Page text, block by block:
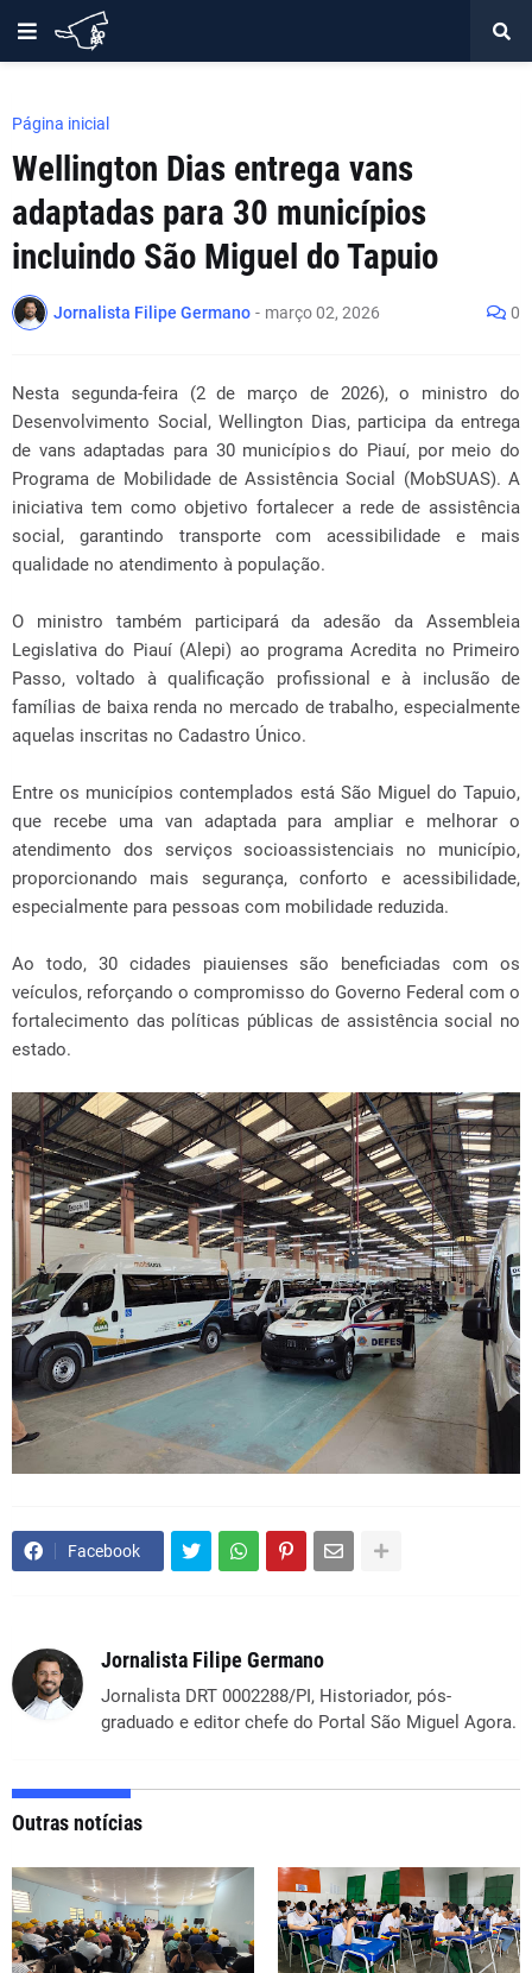
Página inicial
Wellington Dias entrega vans
adaptadas para 30 municípios
incluindo São Miguel do Tapuio
Jornalista Filipe Germano - março 02, 2026 0
Nesta segunda-feira (2 de março de 2026), o ministro do
Desenvolvimento Social, Wellington Dias, participa da entrega
de vans adaptadas para 30 municípios do Piauí, por meio do
Programa de Mobilidade de Assistência Social (MobSUAS). A
iniciativa tem como objetivo fortalecer a rede de assistência
social, garantindo transporte com acessibilidade e mais
qualidade no atendimento à população.
O ministro também participará da adesão da Assembleia
Legislativa do Piauí (Alepi) ao programa Acredita no Primeiro
Passo, voltado à qualificação profissional e à inclusão de
famílias de baixa renda no mercado de trabalho, especialmente
aquelas inscritas no Cadastro Único.
Entre os municípios contemplados está São Miguel do Tapuio,
que recebe uma van adaptada para ampliar e melhorar o
atendimento dos serviços socioassistenciais no município,
proporcionando mais segurança, conforto e acessibilidade,
especialmente para pessoas com mobilidade reduzida.
Ao todo, 30 cidades piauienses são beneficiadas com os
veículos, reforçando o compromisso do Governo Federal com o
fortalecimento das políticas públicas de assistência social no
estado.
Facebook
Jornalista Filipe Germano
Jornalista DRT 0002288/PI, Historiador, pós-
graduado e editor chefe do Portal São Miguel Agora.
Outras notícias